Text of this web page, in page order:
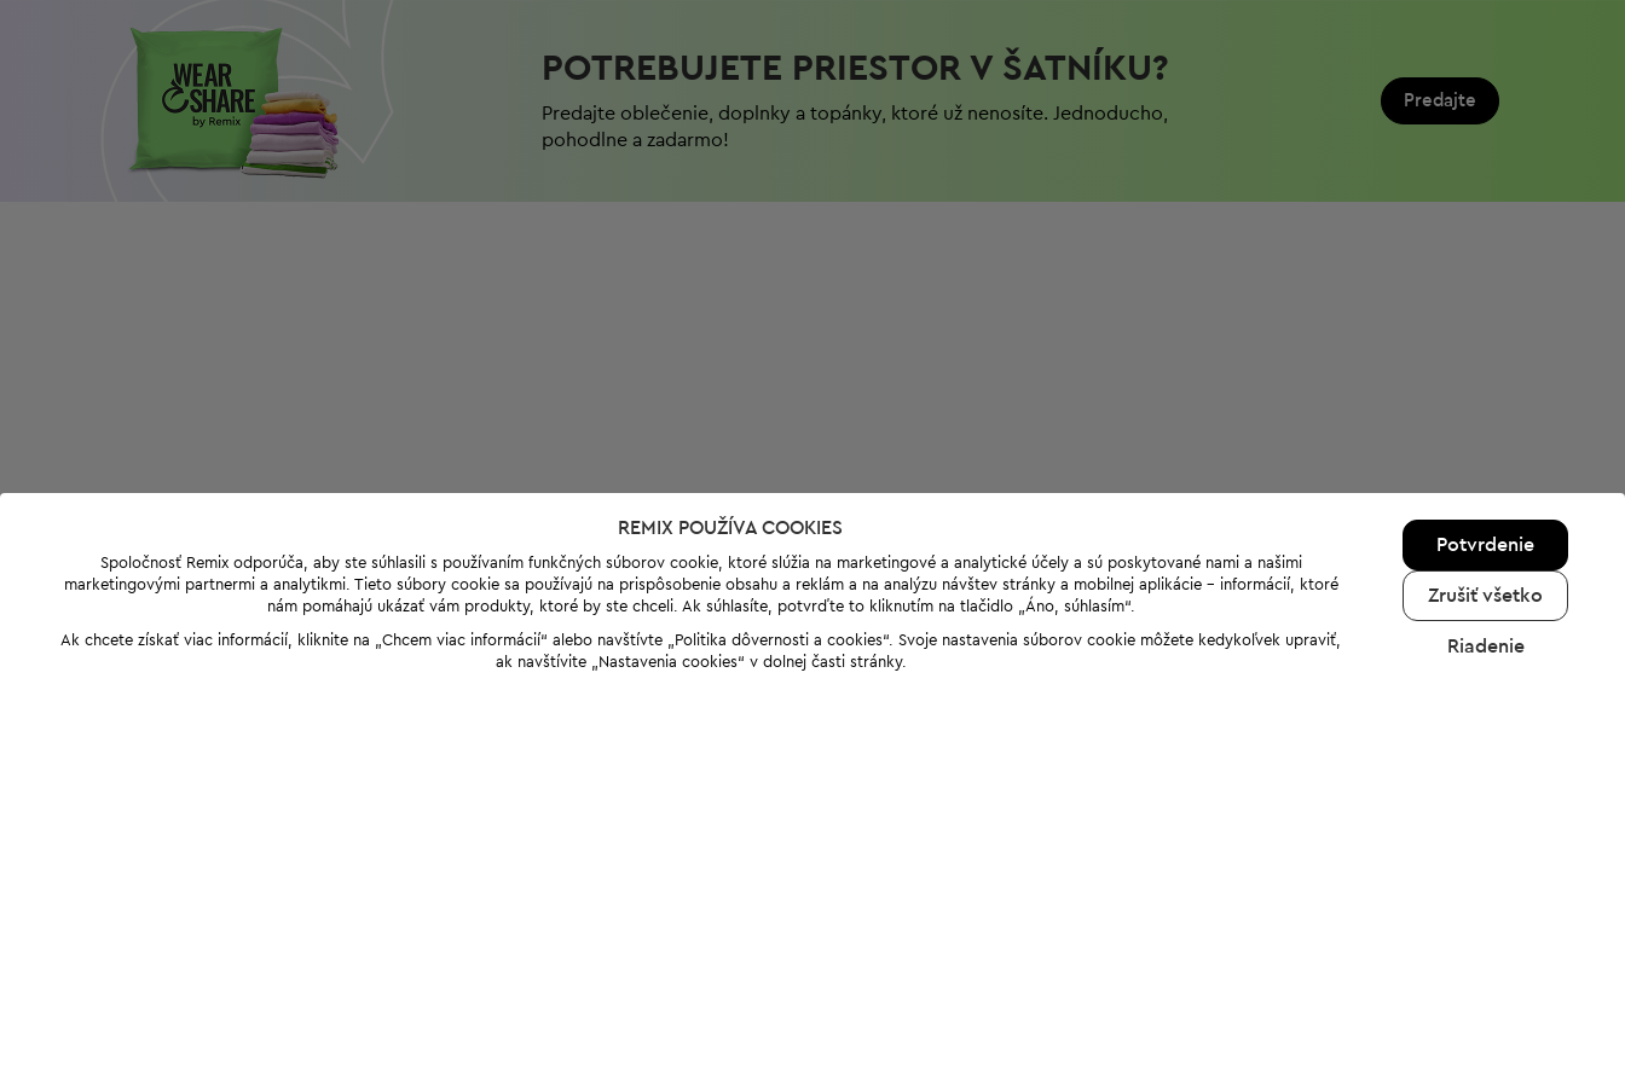
POTREBUJETE PRIESTOR V ŠATNÍKU?
Predajte oblečenie, doplnky a topánky, ktoré už nenosíte. Jednoduchо,
pohodlnе a zadarmo!
Predajte
REMIX POUŽÍVA COOKIES
Spoločnosť Remix odporúča, aby ste súhlasili s používaním funkčných súborov cookie, ktoré slúžia na marketingové a analytické účely a sú poskytované nami a našimi
marketingovými partnermi a analytikmi. Tieto súbory cookie sa používajú na prispôsobenie obsahu a reklám a na analýzu návštev stránky a mobilnej aplikácie - informácií, ktoré
nám pomáhajú ukázať vám produkty, ktoré by ste chceli. Ak súhlasíte, potvrďte to kliknutím na tlačidlo „Áno, súhlasím“.
Ak chcete získať viac informácií, kliknite na „Chcem viac informácií“ alebo navštívte „Politika dôvernosti a cookies“. Svoje nastavenia súborov cookie môžete kedykoľvek upraviť,
ak navštívite „Nastavenia cookies“ v dolnej časti stránky.
Potvrdenie
Zrušiť všetko
Riadenie